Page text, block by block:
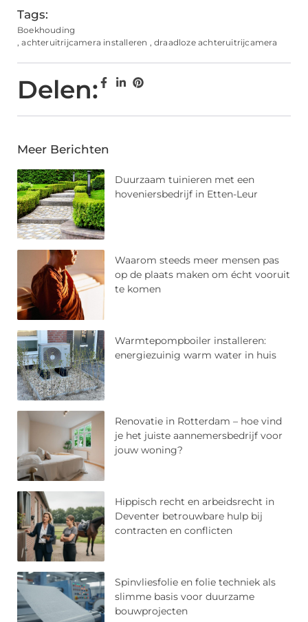
Tags:
Boekhouding
,achteruitrijcamera installeren ,draadloze achteruitrijcamera
Delen:
Meer Berichten
Duurzaam tuinieren met een
hoveniersbedrijf in Etten-Leur
Waarom steeds meer mensen pas
op de plaats maken om écht vooruit
te komen
Warmtepompboiler installeren:
energiezuinig warm water in huis
Renovatie in Rotterdam – hoe vind
je het juiste aannemersbedrijf voor
jouw woning?
Hippisch recht en arbeidsrecht in
Deventer betrouwbare hulp bij
contracten en conflicten
Spinvliesfolie en folie techniek als
slimme basis voor duurzame
bouwprojecten